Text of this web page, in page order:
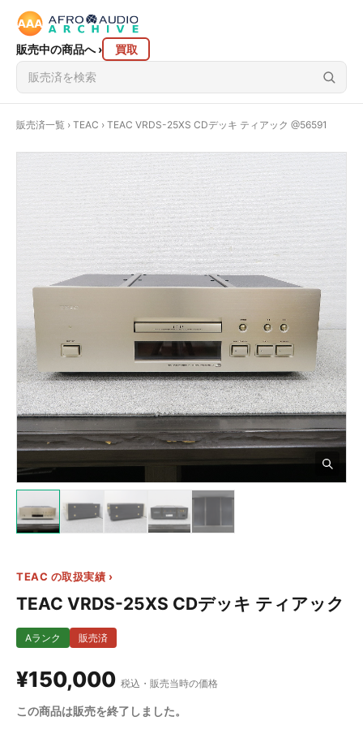
販売中の商品へ› 買取
販売済一覧 › TEAC › TEAC VRDS-25XS CDデッキ ティアック @56591
TEAC の取扱実績 ›
TEAC VRDS-25XS CDデッキ ティアック
販売済
Aランク
¥150,000 税込・販売当時の価格
この商品は販売を終了しました。